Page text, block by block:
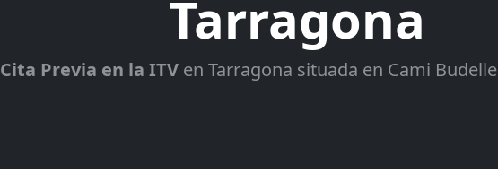
Tarragona
Cita Previa en la ITV en Tarragona situada en Cami